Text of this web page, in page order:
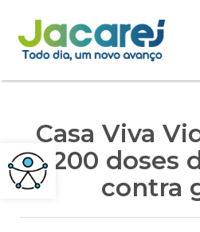
Pular
para
o
Casa Viva
200 doses
contra